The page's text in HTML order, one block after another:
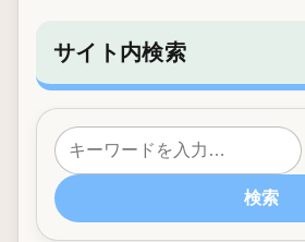
サイト内検索
検索